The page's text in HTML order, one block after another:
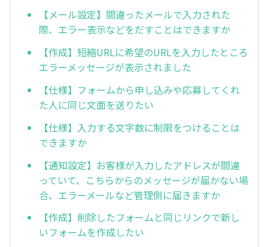
【メール設定】間違ったメールで入力された
際、エラー表示などをだすことはできますか
【作成】短縮URLに希望のURLを入力したところ
エラーメッセージが表示されました
【仕様】フォームから申し込みや応募してくれ
た人に同じ文面を送りたい
【仕様】入力する文字数に制限をつけることは
できますか
【通知設定】お客様が入力したアドレスが間違
っていて、こちらからのメッセージが届かない場
合、エラーメールなど管理側に届きますか
【作成】削除したフォームと同じリンクで新し
いフォームを作成したい